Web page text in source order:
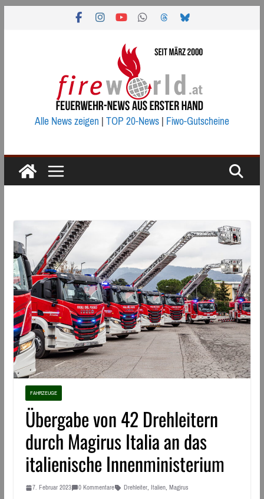
Alle News zeigen|TOP 20-News|Fiwo-Gutscheine
FAHRZEUGE
Übergabe von 42 Drehleitern
durch Magirus Italia an das
italienische Innenministerium
7. Februar 2023 0 Kommentare Drehleiter, Italien, Magirus